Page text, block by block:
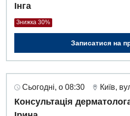
Дитяча неврологія
Дитяча ортопедія і
Дитяча урологія
Дитяча хірургія
Інга
Знижка 30%
Записатися на
Сьогодні, о 08:30 Київ,
Консультація